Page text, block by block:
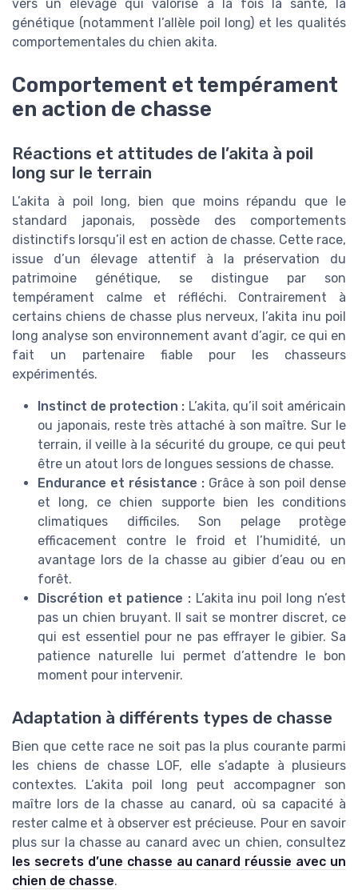
vers un élevage qui valorise à la fois la santé, la
génétique (notamment l’allèle poil long) et les qualités
comportementales du chien akita.
Comportement et tempérament
en action de chasse
Réactions et attitudes de l’akita à poil
long sur le terrain
L’akita à poil long, bien que moins répandu que le
standard japonais, possède des comportements
distinctifs lorsqu’il est en action de chasse. Cette race,
issue d’un élevage attentif à la préservation du
patrimoine génétique, se distingue par son
tempérament calme et réfléchi. Contrairement à
certains chiens de chasse plus nerveux, l’akita inu poil
long analyse son environnement avant d’agir, ce qui en
fait un partenaire fiable pour les chasseurs
expérimentés.
Instinct de protection : L’akita, qu’il soit américain
ou japonais, reste très attaché à son maître. Sur le
terrain, il veille à la sécurité du groupe, ce qui peut
être un atout lors de longues sessions de chasse.
Endurance et résistance : Grâce à son poil dense
et long, ce chien supporte bien les conditions
climatiques difficiles. Son pelage protège
efficacement contre le froid et l’humidité, un
avantage lors de la chasse au gibier d’eau ou en
forêt.
Discrétion et patience :L’akita inu poil long n’est
pas un chien bruyant. Il sait se montrer discret, ce
qui est essentiel pour ne pas effrayer le gibier. Sa
patience naturelle lui permet d’attendre le bon
moment pour intervenir.
Adaptation à différents types de chasse
Bien que cette race ne soit pas la plus courante parmi
les chiens de chasse LOF, elle s’adapte à plusieurs
contextes. L’akita poil long peut accompagner son
maître lors de la chasse au canard, où sa capacité à
rester calme et à observer est précieuse. Pour en savoir
plus sur la chasse au canard avec un chien, consultez
les secrets d’une chasse au canard réussie avec un
chien de chasse.